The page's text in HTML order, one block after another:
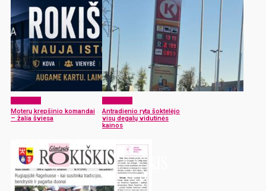
Moterų krepšinio komandai
– žalia šviesa
Antradienio rytą šoktelėjo
visų degalų vidutinės
kainos